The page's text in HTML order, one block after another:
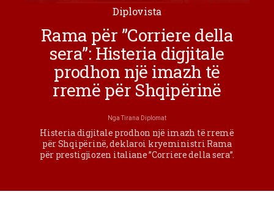
Diplovista
Rama për ”Corriere della
sera”: Histeria digjitale
prodhon një imazh të
rremë për Shqipërinë
NgaTirana Diplomat
Histeria digjitale prodhon një imazh të rremë
për Shqipërinë, deklaroi kryeministri Rama
për prestigjiozen italiane ”Corriere della sera”.